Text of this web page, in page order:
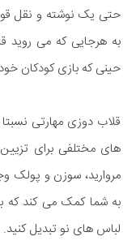
حتی یک نوشته و نقل
به هرجایی که می روید
حینی که بازی کودکان
قلاب دوزی مهارتی
های مختلفی برای تزیین
مروارید، سوزن و پولک
به شما کمک می کند که
لباس های نو تبدیل کنید.